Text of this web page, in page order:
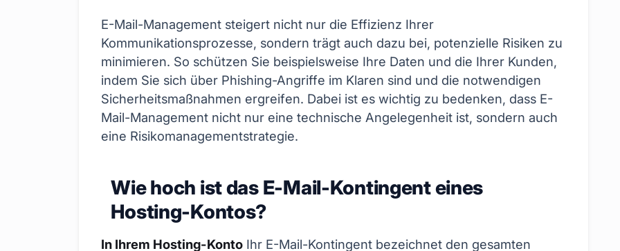
E-Mail-Management steigert nicht nur die Effizienz Ihrer
Kommunikationsprozesse, sondern trägt auch dazu bei, potenzielle Risiken zu
minimieren. So schützen Sie beispielsweise Ihre Daten und die Ihrer Kunden,
indem Sie sich über Phishing-Angriffe im Klaren sind und die notwendigen
Sicherheitsmaßnahmen ergreifen. Dabei ist es wichtig zu bedenken, dass E-
Mail-Management nicht nur eine technische Angelegenheit ist, sondern auch
eine Risikomanagementstrategie.
Wie hoch ist das E-Mail-Kontingent eines
Hosting-Kontos?
In Ihrem Hosting-Konto Ihr E-Mail-Kontingent bezeichnet den gesamten